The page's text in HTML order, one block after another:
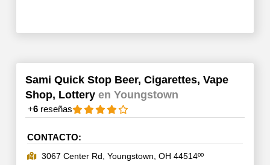
Sami Quick Stop Beer, Cigarettes, Vape
Shop, Lottery en Youngstown
+6reseñas
CONTACTO:
3067 Center Rd, Youngstown, OH 44514ºº